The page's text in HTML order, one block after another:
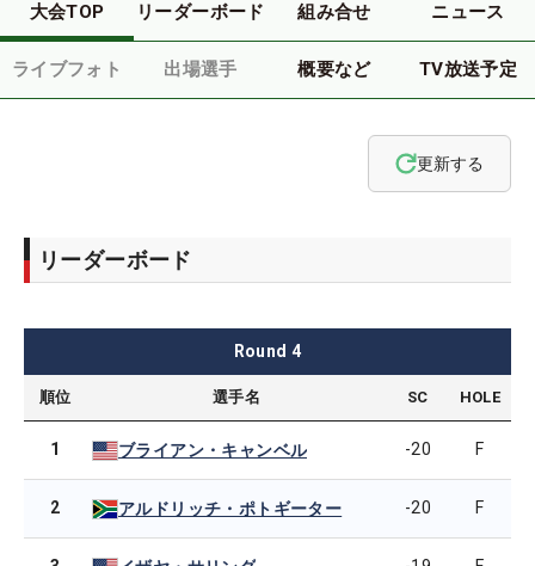
大会TOP リーダーボード 組み合せ ニュース
ライブフォト 出場選手 概要など TV放送予定
更新する
リーダーボード
Round 4
順位 選手名 SC HOLE
1 ブライアン・キャンベル -20 F
2 アルドリッチ・ポトギーター -20 F